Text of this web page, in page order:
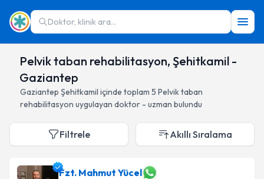
Doktor, klinik ara...
Pelvik taban rehabilitasyon, Şehitkamil -
Gaziantep
Gaziantep Şehitkamil içinde toplam 5 Pelvik taban
rehabilitasyon uygulayan doktor - uzman bulundu
Filtrele Akıllı Sıralama
Fzt. Mahmut Yücel